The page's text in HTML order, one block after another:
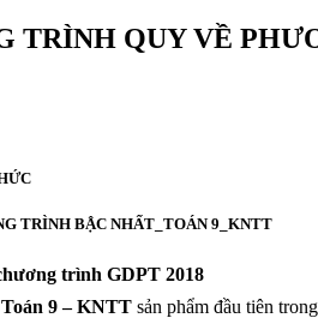
TRÌNH QUY VỀ
TRÌNH BẬC NHẤT_TOÁN 9_KNTT
trình GDPT 2018
9 – KNTT sản phẩm đầu tiên